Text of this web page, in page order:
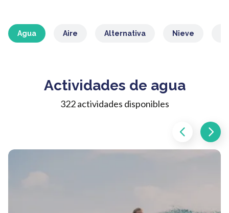
Agua Aire Alternativa Nieve
Actividades de agua
322 actividades disponibles